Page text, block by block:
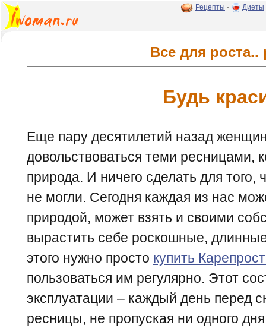
Рецепты · Диеты
Все для роста..
Будь
Еще пару десятилетий назад
довольствоваться теми ресницами,
природа. И ничего сделать для
не могли. Сегодня каждая из нас
природой, может взять и своими
вырастить себе роскошные,
этого нужно просто купить
пользоваться им регулярно. Этот
эксплуатации – каждый день перед
ресницы, не пропуская ни одного